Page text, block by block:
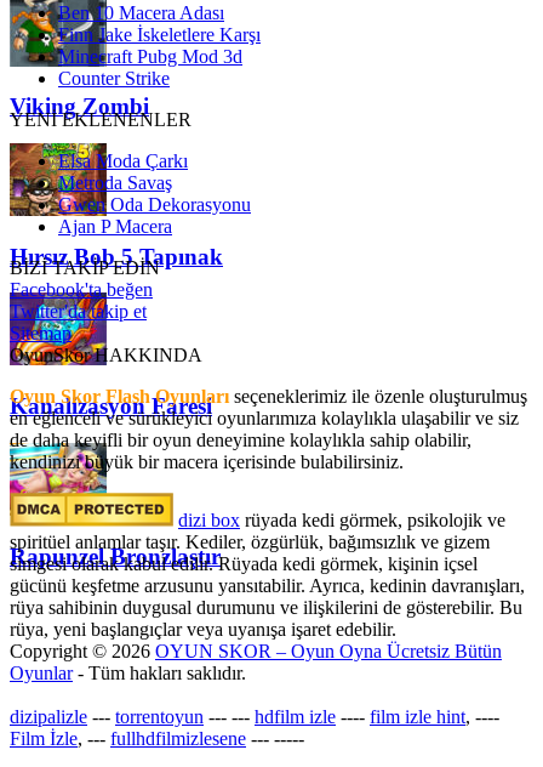
Viking Zombi
Hırsız Bob 5 Tapınak
Kanalizasyon Faresi
Rapunzel Bronzlaştır
Ben 10 Macera Adası
Finn Jake İskeletlere Karşı
Minecraft Pubg Mod 3d
Counter Strike
YENİ EKLENENLER
Elsa Moda Çarkı
Metroda Savaş
Gwen Oda Dekorasyonu
Ajan P Macera
BİZİ TAKİP EDİN
Facebook'ta beğen
Twitter'da takip et
Sitemap
OyunSkor HAKKINDA
Oyun Skor Flash Oyunları seçeneklerimiz ile özenle oluşturulmuş
en eğlenceli ve sürükleyici oyunlarımıza kolaylıkla ulaşabilir ve siz
de daha keyifli bir oyun deneyimine kolaylıkla sahip olabilir,
kendinizi büyük bir macera içerisinde bulabilirsiniz.
dizi box rüyada kedi görmek​, psikolojik ve
spiritüel anlamlar taşır. Kediler, özgürlük, bağımsızlık ve gizem
simgesi olarak kabul edilir. Rüyada kedi görmek, kişinin içsel
gücünü keşfetme arzusunu yansıtabilir. Ayrıca, kedinin davranışları,
rüya sahibinin duygusal durumunu ve ilişkilerini de gösterebilir. Bu
rüya, yeni başlangıçlar veya uyanışa işaret edebilir.
Copyright © 2026 OYUN SKOR – Oyun Oyna Ücretsiz Bütün
Oyunlar- Tüm hakları saklıdır.
dizipalizle --- torrentoyun --- --- hdfilm izle ---- film izle hint, ----
Film İzle, --- fullhdfilmizlesene --- -----